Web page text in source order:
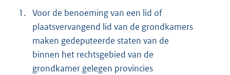
1. Voor de benoeming van een lid of
plaatsvervangend lid van de grondkamers
maken gedeputeerde staten van de
binnen het rechtsgebied van de
grondkamer gelegen provincies